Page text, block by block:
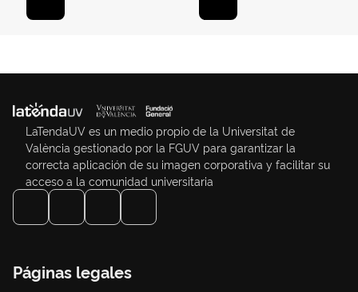
LaTendaUV es un medio propio de la Universitat de
València gestionado por la FGUV para garantizar la
correcta aplicación de su imagen corporativa y facilitar su
acceso a la comunidad universitaria
Páginas legales